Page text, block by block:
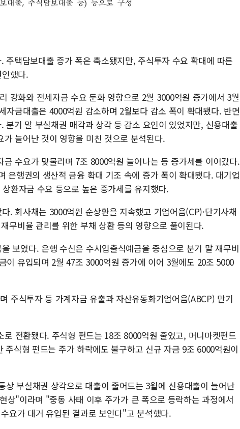
주택담보대출 증가 폭은 축소됐지만, 주식투자 수요 확대에 따른
했다.
강화와 전세자금 수요 둔화 영향으로 2월 3000억원 증가에서 3월
자금대출은 4000억원 감소하며 2월보다 감소 폭이 확대됐다. 반면
분기 말 부실채권 매각과 상각 등 감소 요인이 있었지만, 신용대출
늘어난 것이 영향을 미친 것으로 분석된다.
수요가 맞물리며 7조 8000억원 늘어나는 등 증가세를 이어갔다.
은행권의 생산적 금융 확대 기조 속에 증가 폭이 확대됐다. 대기업
환자금 수요 등으로 높은 증가세를 유지했다.
. 회사채는 3000억원 순상환을 지속했고 기업어음(CP)·단기사채
무비율 관리를 위한 부채 상환 등의 영향으로 풀이된다.
보였다. 은행 수신은 수시입출식예금을 중심으로 분기 말 재무비
이 유입되며 2월 47조 3000억원 증가에 이어 3월에도 20조 5000
주식투자 등 가계자금 유출과 자산유동화기업어음(ABCP) 만기
전환됐다. 주식형 펀드는 18조 8000억원 줄었고, 머니마켓펀드
식형 펀드는 주가 하락에도 불구하고 신규 자금 9조 6000억원이
상 부실채권 상각으로 대출이 줄어드는 3월에 신용대출이 늘어난
상"이라며 "중동 사태 이후 주가가 큰 폭으로 등락하는 과정에서
요가 대거 유입된 결과로 보인다"고 분석했다.